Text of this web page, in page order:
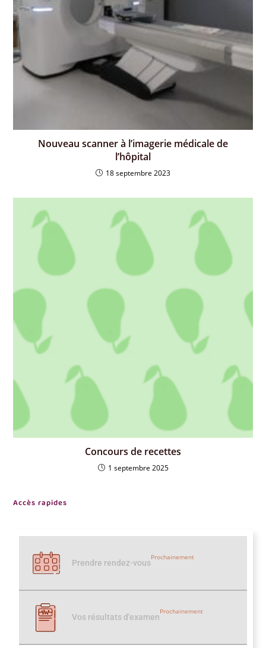
Nouveau scanner à l’imagerie médicale de
l’hôpital
18 septembre 2023
Concours de recettes
1 septembre 2025
Accès rapides
Prendre rendez-vous
Prochainement
Vos résultats d'examen
Prochainement